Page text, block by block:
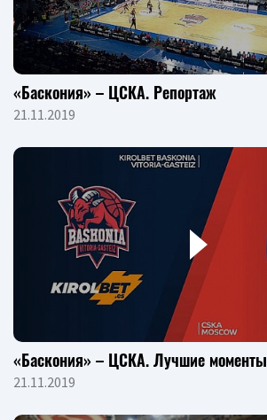
«Баскония» – ЦСКА. Репортаж
21.11.2019
«Баскония» – ЦСКА. Лучшие моменты
21.11.2019